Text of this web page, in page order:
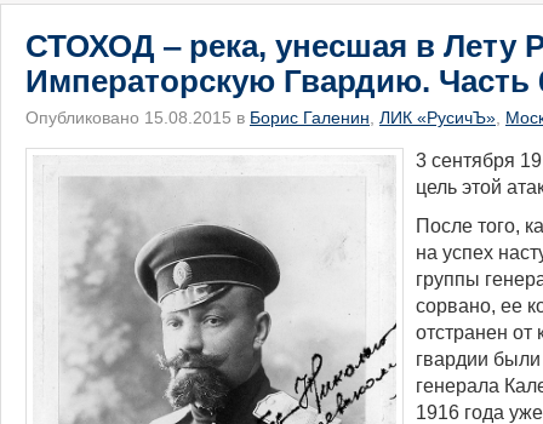
СТОХОД ‒ река, унесшая в Лету
Императорскую Гвардию. Часть
Опубликовано 15.08.2015 в Борис Галенин ЛИК «РусичЪ»
3 сентября
цель этой
После того,
на успех
группы
сорвано, ее
отстранен от
гвардии
генерала
1916 года